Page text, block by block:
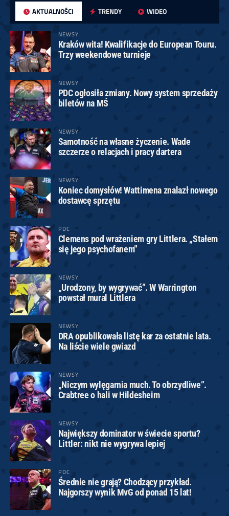
AKTUALNOŚCI TRENDY WIDEO
NEWSY
Kraków wita! Kwalifikacje do European Touru.
Trzy weekendowe turnieje
NEWSY
PDC ogłosiła zmiany. Nowy system sprzedaży
biletów na MŚ
NEWSY
Samotność na własne życzenie. Wade
szczerze o relacjach i pracy dartera
NEWSY
Koniec domysłów! Wattimena znalazł nowego
dostawcę sprzętu
PDC
Clemens pod wrażeniem gry Littlera. „Stałem
się jego psychofanem”
NEWSY
„Urodzony, by wygrywać”. W Warrington
powstał mural Littlera
NEWSY
DRA opublikowała listę kar za ostatnie lata.
Na liście wiele gwiazd
NEWSY
„Niczym wylęgarnia much. To obrzydliwe”.
Crabtree o hali w Hildesheim
NEWSY
Największy dominator w świecie sportu?
Littler: nikt nie wygrywa lepiej
PDC
Średnie nie grają? Chodzący przykład.
Najgorszy wynik MvG od ponad 15 lat!